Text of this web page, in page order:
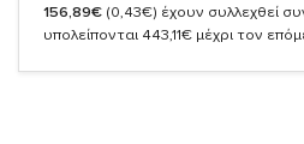
156,89€ (0,43€) έχουν συλλεχθεί
υπολείπονται 443,11€ μέχρι τον